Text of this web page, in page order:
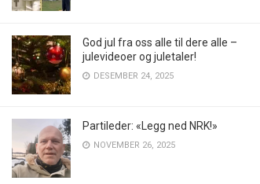
God jul fra oss alle til dere alle –
julevideoer og juletaler!
DESEMBER 24, 2025
Partileder: «Legg ned NRK!»
NOVEMBER 26, 2025